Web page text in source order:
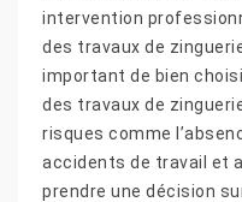
intervention
des travaux de
important de bien
des travaux de
risques comme
accidents de travail et
prendre une décision